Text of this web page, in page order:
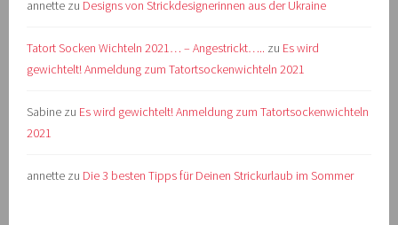
annette zu Designs von Strickdesignerinnen aus der Ukraine
Tatort Socken Wichteln 2021… – Angestrickt….. zu Es wird
gewichtelt! Anmeldung zum Tatortsockenwichteln 2021
Sabine zu Es wird gewichtelt! Anmeldung zum Tatortsockenwichteln
2021
annette zu Die 3 besten Tipps für Deinen Strickurlaub im Sommer